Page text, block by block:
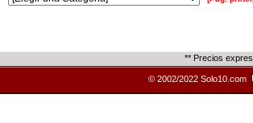
** Precios
© 2002/2022 Solo10.com